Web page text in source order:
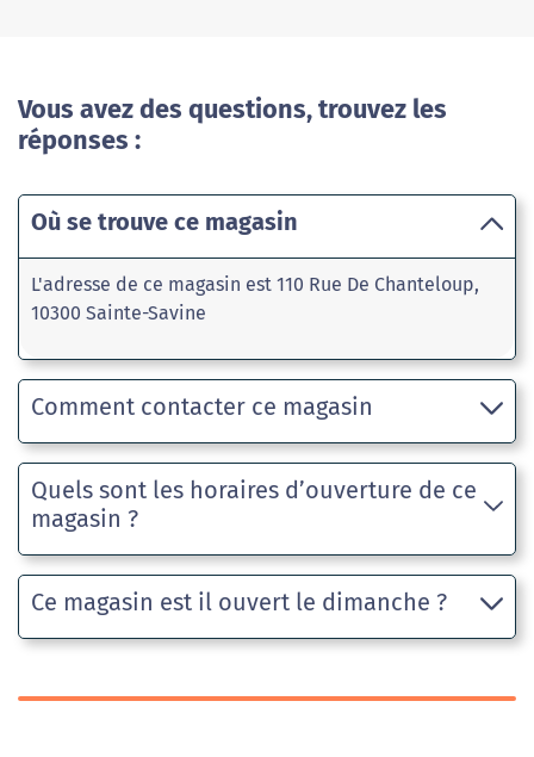
Vous avez des questions, trouvez les
réponses :
Où se trouve ce magasin
L'adresse de ce magasin est 110 Rue De Chanteloup,
10300 Sainte-Savine
Comment contacter ce magasin
Quels sont les horaires d’ouverture de ce
magasin ?
Ce magasin est il ouvert le dimanche ?